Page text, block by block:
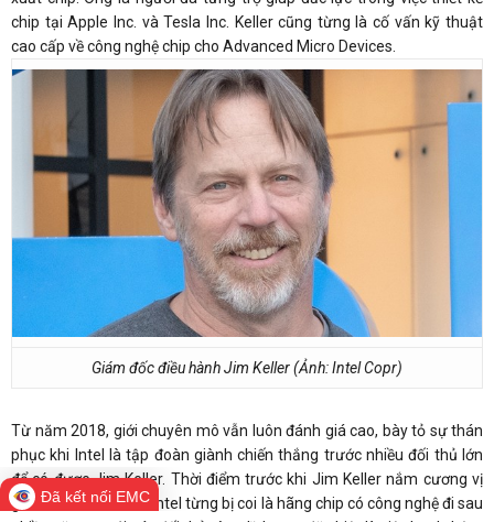
chip tại Apple Inc. và Tesla Inc. Keller cũng từng là cố vấn kỹ thuật
cao cấp về công nghệ chip cho Advanced Micro Devices.
Giám đốc điều hành Jim Keller (Ảnh: Intel Copr)
Từ năm 2018, giới chuyên mô vẫn luôn đánh giá cao, bày tỏ sự thán
phục khi Intel là tập đoàn giành chiến thắng trước nhiều đối thủ lớn
để có được Jim Keller. Thời điểm trước khi Jim Keller nắm cương vị
giám đốc điều hành, Intel từng bị coi là hãng chip có công nghệ đi sau
Đã kết nối EMC